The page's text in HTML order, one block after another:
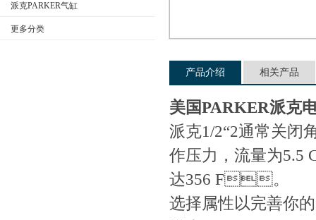
派克PARKER气缸
更多分类
产品介绍 相关产品
美国PARKER派克
派克1/2“2通常关闭
作压力，流量为
达356 F。
选择属性以完善你的